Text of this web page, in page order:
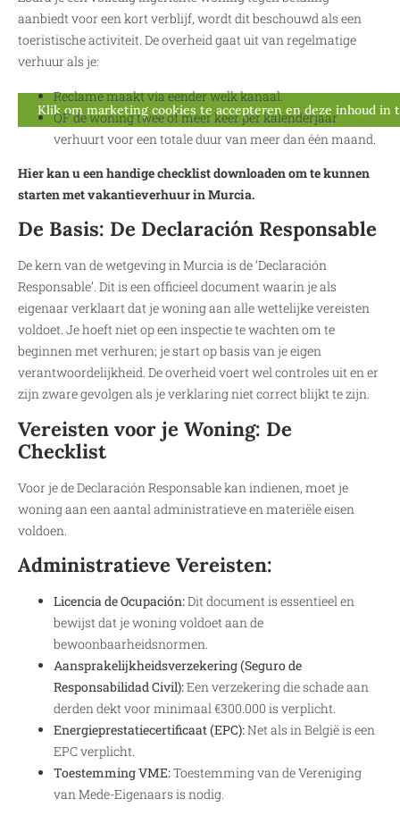
Klik om marketing cookies te accepteren en deze inhoud in
aanbiedt voor een kort verblijf, wordt dit beschouwd als een
toeristische activiteit. De overheid gaat uit van regelmatige
verhuur als je:
Reclame maakt via eender welk kanaal.
OF de woning twee of meer keer per kalenderjaar
verhuurt voor een totale duur van meer dan één maand.
Hier kan u een handige checklist downloaden om te kunnen
starten met vakantieverhuur in Murcia.
De Basis: De Declaración Responsable
De kern van de wetgeving in Murcia is de ‘Declaración
Responsable’. Dit is een officieel document waarin je als
eigenaar verklaart dat je woning aan alle wettelijke vereisten
voldoet. Je hoeft niet op een inspectie te wachten om te
beginnen met verhuren; je start op basis van je eigen
verantwoordelijkheid. De overheid voert wel controles uit en er
zijn zware gevolgen als je verklaring niet correct blijkt te zijn.
Vereisten voor je Woning: De
Checklist
Voor je de Declaración Responsable kan indienen, moet je
woning aan een aantal administratieve en materiële eisen
voldoen.
Administratieve Vereisten:
Licencia de Ocupación:Dit document is essentieel en
bewijst dat je woning voldoet aan de
bewoonbaarheidsnormen.
Aansprakelijkheidsverzekering (Seguro de
Responsabilidad Civil):Een verzekering die schade aan
derden dekt voor minimaal €300.000 is verplicht.
Energieprestatiecertificaat (EPC):Net als in België is een
EPC verplicht.
Toestemming VME:Toestemming van de Vereniging
van Mede-Eigenaars is nodig.